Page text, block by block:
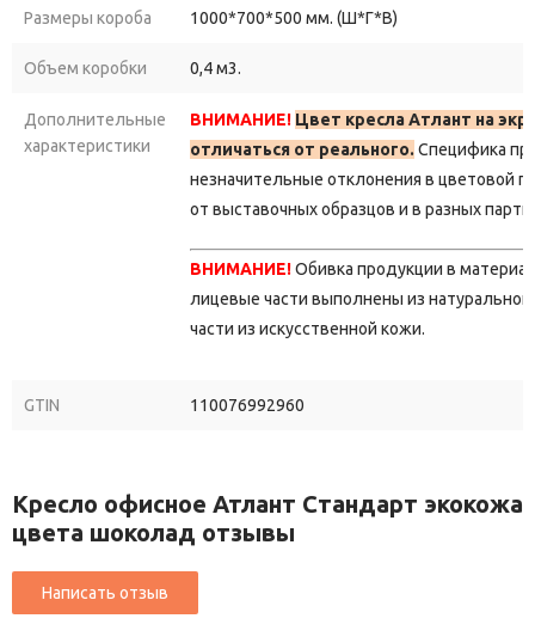
Размеры короба 1000*700*500 мм. (Ш*Г*В)
Объем коробки 0,4 м3.
Дополнительные
характеристики
ВНИМАНИЕ! Цвет кресла Атлант на
отличаться от реального. Специфика
незначительные отклонения в цветовой
от выставочных образцов и в разных
ВНИМАНИЕ!Обивка продукции в
лицевые части выполнены из
части из искусственной кожи.
GTIN 110076992960
Кресло офисное Атлант Стандарт экокожа
цвета шоколад отзывы